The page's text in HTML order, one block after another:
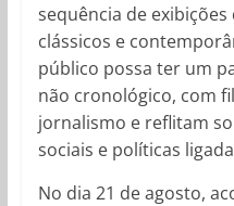
sequência de
clássicos e
público possa ter um
não cronológico, com
jornalismo e reflitam
sociais e políticas
No dia 21 de agosto,